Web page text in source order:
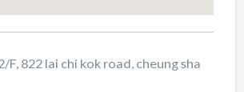
F, 822 lai chi kok road, cheung sha